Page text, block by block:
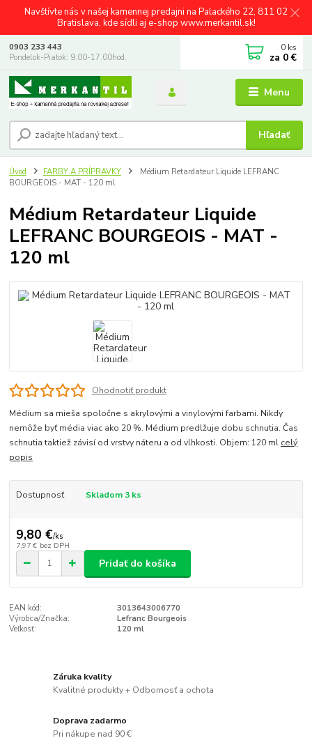
Navštívte nás v našej kamennej predajni na Palackého 22, 811 02
Bratislava, kde sídli aj e-shop www.merkantil.sk!
Menu
Hľadať
0903 233 443
Pondelok-Piatok: 9.00-17.00hod.
0 ks
za 0 €
Úvod FARBY A PRÍPRAVKY
Médium Retardateur Liquide LEFRANC
BOURGEOIS - MAT - 120 ml
Médium Retardateur Liquide
LEFRANC BOURGEOIS - MAT -
120 ml
Ohodnotiť produkt
Médium sa mieša spoločne s akrylovými a vinylovými farbami. Nikdy
nemôže byť média viac ako 20 %. Médium predlžuje dobu schnutia. Čas
schnutia taktiež závisí od vrstvy náteru a od vlhkosti. Objem: 120 ml celý
popis
Dostupnosť Skladom 3 ks
9,80 €/ks
7,97 € bez DPH
Pridať do košíka
EAN kód:
3013643006770
Výrobca/Značka:
Lefranc Bourgeois
Veľkosť:
120 ml
Záruka kvality
Kvalitné produkty + Odbornosť a ochota
Doprava zadarmo
Pri nákupe nad 90 €